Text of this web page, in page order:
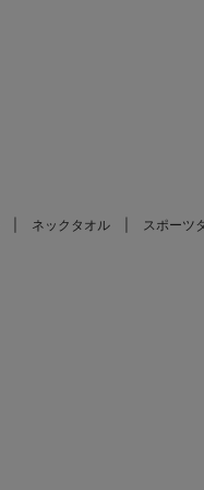
ネックタオル スポーツ